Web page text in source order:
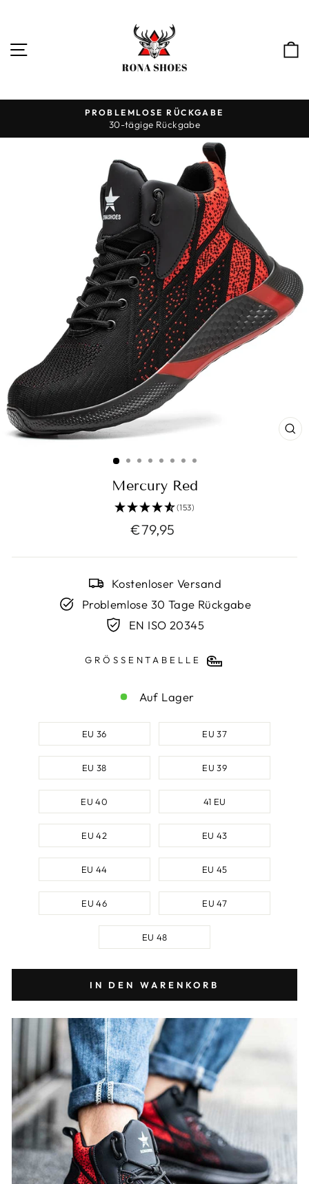
SEITENNAVIGATION
Pause
Diashow
PROBLEMLOSE RÜCKGABE
30-tägige Rückgabe
Mercury Red
(153)
Normaler
€79,95
Kostenloser Versand
Problemlose 30 Tage Rückgabe
EN ISO 20345
GRÖSSENTABELLE
Auf Lager
SCHUHGRÖSSE
EU 36 EU 37
EU 38 EU 39
EU 40 41 EU
EU 42 EU 43
EU 44 EU 45
EU 46 EU 47
EU 48
IN DEN WARENKORB